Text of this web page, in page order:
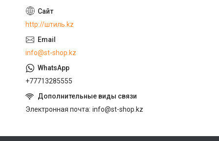
http://штиль.kz
info@st-shop.kz
+77713285555
Электронная почта info@st-shop.kz